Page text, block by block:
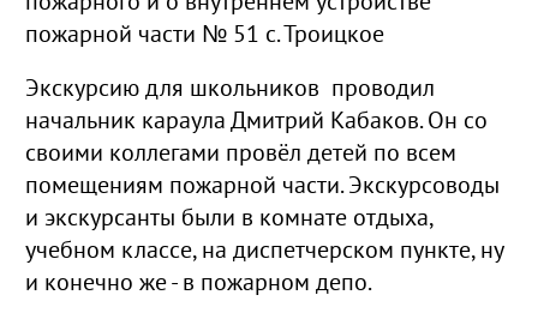
пожарной части № 51 с. Троицкое
Экскурсию для школьников проводил
начальник караула Дмитрий Кабаков. Он со
своими коллегами провёл детей по всем
помещениям пожарной части. Экскурсоводы
и экскурсанты были в комнате отдыха,
учебном классе, на диспетчерском пункте, ну
и конечно же - в пожарном депо.